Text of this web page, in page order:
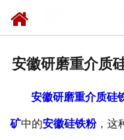
安徽研磨重介质
安徽研磨重介质硅
矿中的安徽硅铁粉，这